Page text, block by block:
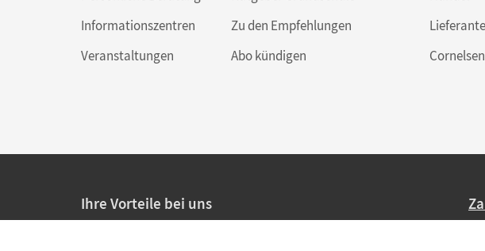
Informationszentren
Veranstaltungen
Zu den Empfehlungen
Abo kündigen
Ihre Vorteile bei uns